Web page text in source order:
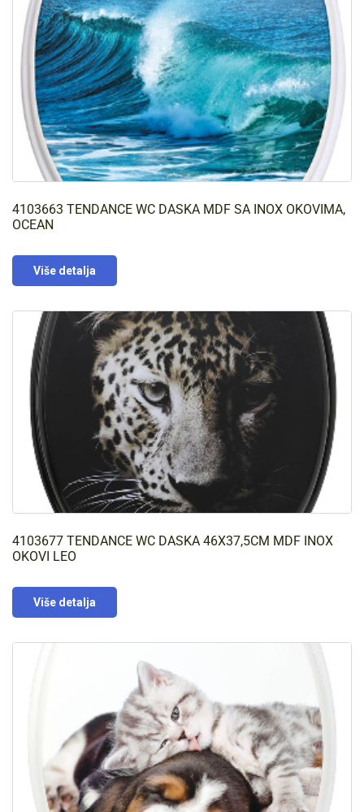
4103663 TENDANCE WC DASKA MDF SA INOX OKOVIMA,
OCEAN
Više detalja
4103677 TENDANCE WC DASKA 46X37,5CM MDF INOX
OKOVI LEO
Više detalja